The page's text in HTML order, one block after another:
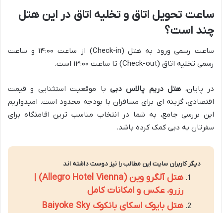
ساعت تحویل اتاق و تخلیه اتاق در این هتل
چند است؟
ساعت رسمی ورود به هتل (Check-in) از ساعت ۱۴:۰۰ و ساعت
رسمی تخلیه اتاق (Check-out) تا ساعت ۱۳:۰۰ است.
در پایان، هتل دریم پالاس دبی با موقعیت استثنایی و قیمت
اقتصادی، گزینه ای برای مسافران با بودجه محدود است. امیدواریم
این بررسی جامع، به شما در انتخاب مناسب ترین اقامتگاه برای
سفرتان به دبی کمک کرده باشد.
دیگر کاربران سایت این مطالب را نیز دوست داشته اند
هتل آلگرو وین (Allegro Hotel Vienna) |
رزرو، عکس و امکانات کامل
هتل بایوک اسکای بانکوک Baiyoke Sky